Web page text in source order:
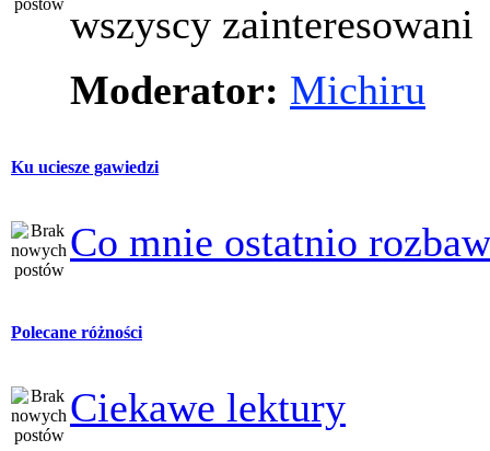
wszyscy zainteresowani
Moderator: Michiru
Ku uciesze gawiedzi
Co mnie ostatnio
Polecane różności
Ciekawe lektury